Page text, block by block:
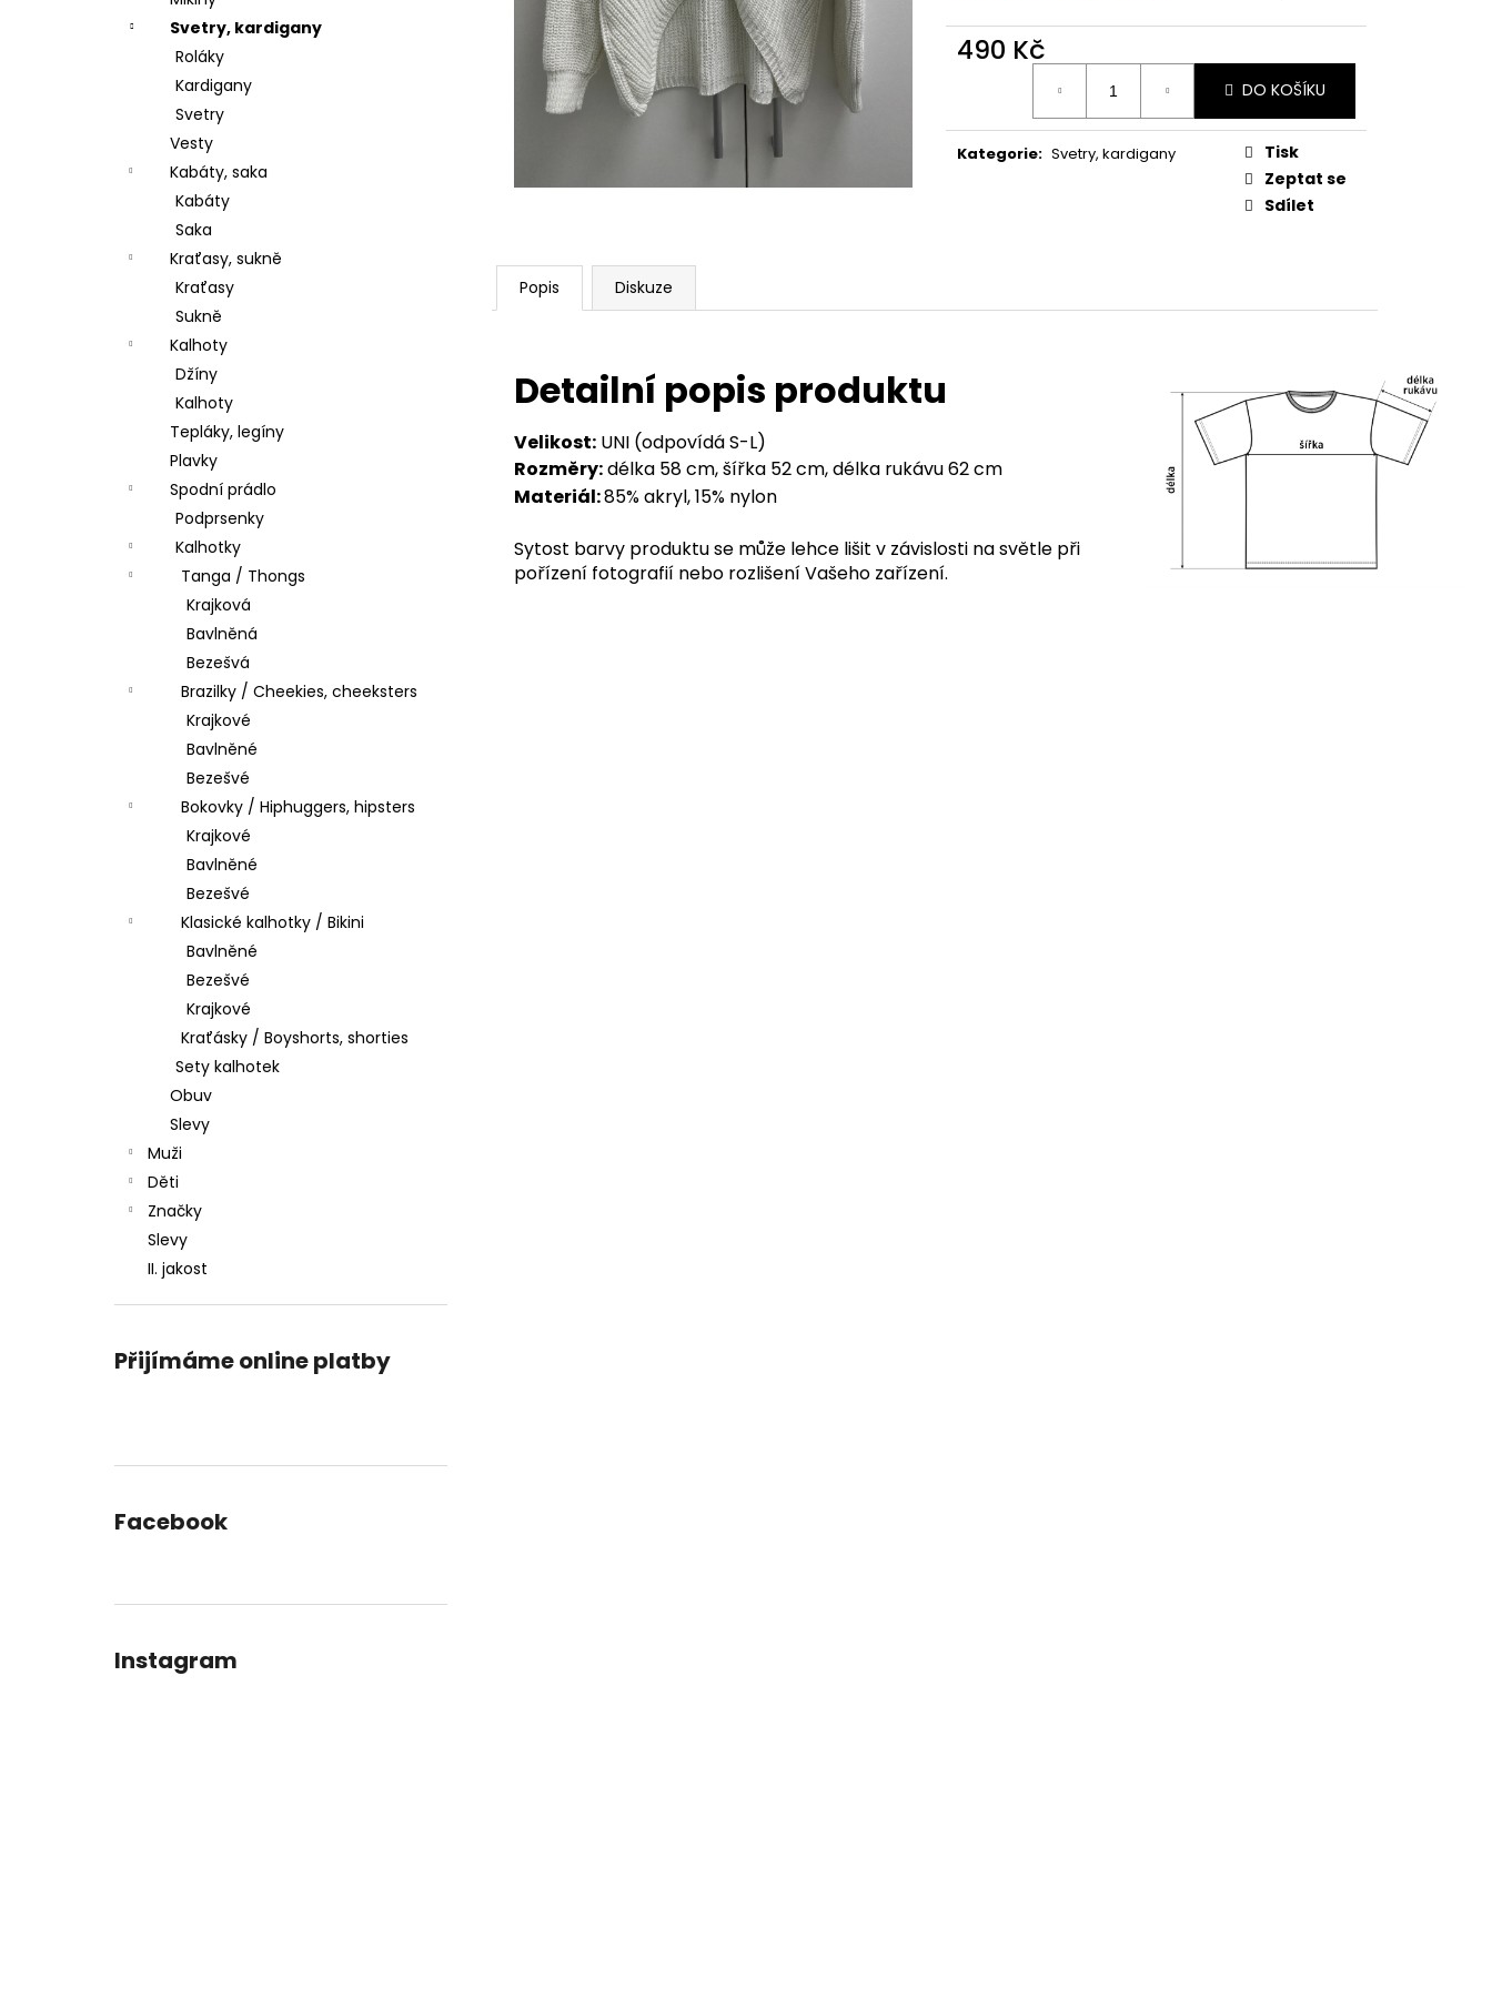
Svetry, kardigany
Roláky
Kardigany
Svetry
Vesty
Kabáty, saka
Kabáty
Saka
Kraťasy, sukně
Kraťasy
Sukně
Kalhoty
Džíny
Kalhoty
Tepláky, legíny
Plavky
Spodní prádlo
Podprsenky
Kalhotky
Tanga / Thongs
Krajková
Bavlněná
Bezešvá
Brazilky / Cheekies, cheeksters
Krajkové
Bavlněné
Bezešvé
Bokovky / Hiphuggers, hipsters
Krajkové
Bavlněné
Bezešvé
Klasické kalhotky / Bikini
Bavlněné
Bezešvé
Krajkové
Kraťásky / Boyshorts, shorties
Sety kalhotek
Obuv
Slevy
Muži
Děti
Značky
Slevy
II. jakost
Přijímáme online platby
Facebook
Instagram
490 Kč
DO KOŠÍKU
Kategorie: Svetry, kardigany
Tisk
Zeptat se
Sdílet
Popis Diskuze
Detailní popis produktu
Velikost: UNI (odpovídá S-L)
Rozměry:délka 58 cm, šířka 52 cm, délka rukávu 62 cm
Materiál:85% akryl, 15% nylon
Sytost barvy produktu se může lehce lišit v závislosti na světle při
pořízení fotografií nebo rozlišení Vašeho zařízení.